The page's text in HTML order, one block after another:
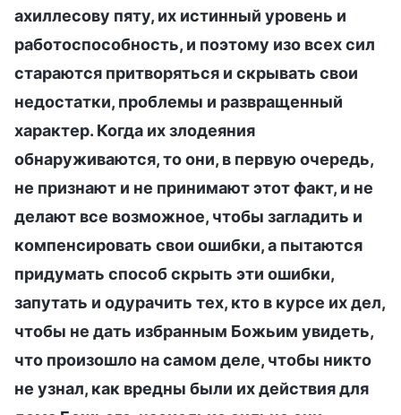
ахиллесову пяту, их истинный уровень и
работоспособность, и поэтому изо всех сил
стараются притворяться и скрывать свои
недостатки, проблемы и развращенный
характер. Когда их злодеяния
обнаруживаются, то они, в первую очередь,
не признают и не принимают этот факт, и не
делают все возможное, чтобы загладить и
компенсировать свои ошибки, а пытаются
придумать способ скрыть эти ошибки,
запутать и одурачить тех, кто в курсе их дел,
чтобы не дать избранным Божьим увидеть,
что произошло на самом деле, чтобы никто
не узнал, как вредны были их действия для